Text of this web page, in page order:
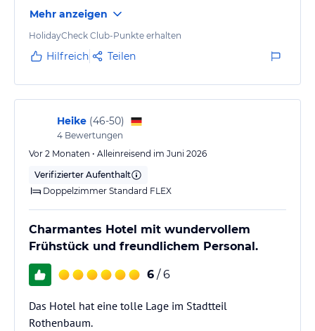
stellen!
Mehr anzeigen
HolidayCheck Club-Punkte erhalten
Hilfreich Teilen
Heike (46-50)
4 Bewertungen
Vor 2 Monaten • Alleinreisend im Juni 2026
Verifizierter Aufenthalt
Doppelzimmer Standard FLEX
Charmantes Hotel mit wundervollem
Frühstück und freundlichem Personal.
6 / 6
Das Hotel hat eine tolle Lage im Stadtteil
Rothenbaum.